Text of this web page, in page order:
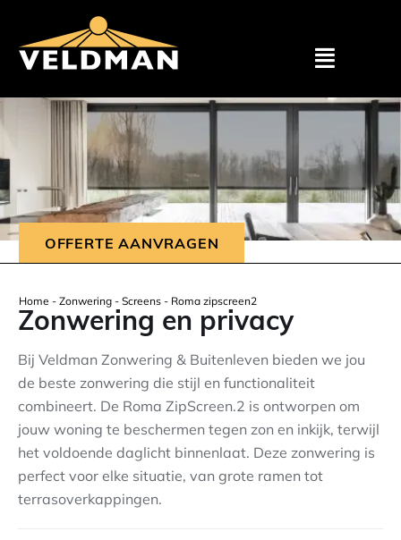
Particulier
Zakelijk
Contact
OFFERTE AANVRAGEN
Home - Zonwering- Screens- Roma zipscreen2
Zonwering en privacy
Bij Veldman Zonwering & Buitenleven bieden we jou
de beste zonwering die stijl en functionaliteit
combineert. De Roma ZipScreen.2 is ontworpen om
jouw woning te beschermen tegen zon en inkijk, terwijl
het voldoende daglicht binnenlaat. Deze zonwering is
perfect voor elke situatie, van grote ramen tot
terrasoverkappingen.